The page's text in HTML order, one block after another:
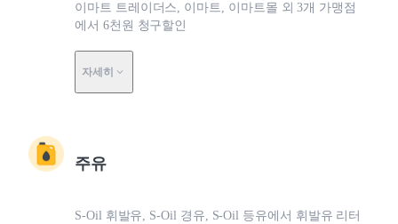
이마트 트레이더스, 이마트, 이마트몰 외 3개 가맹점
에서 6천원 청구할인
자세히
주유
S-Oil 휘발유, S-Oil 경유, S-Oil 등유에서 휘발유 리터